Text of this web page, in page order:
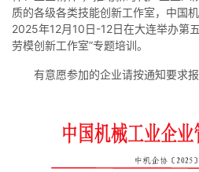
质的各级各类技能创新工作室，中国
2025年12月10日-12日在大连举办第
劳模创新工作室”专题培训。
有意愿参加的企业请按通知要求报